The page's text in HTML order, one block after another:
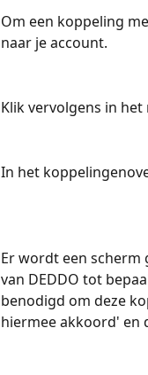
Om een koppeling
naar je account.
Klik vervolgens in
In het
Er wordt een
van DEDDO tot
benodigd om deze
hiermee akkoord' en